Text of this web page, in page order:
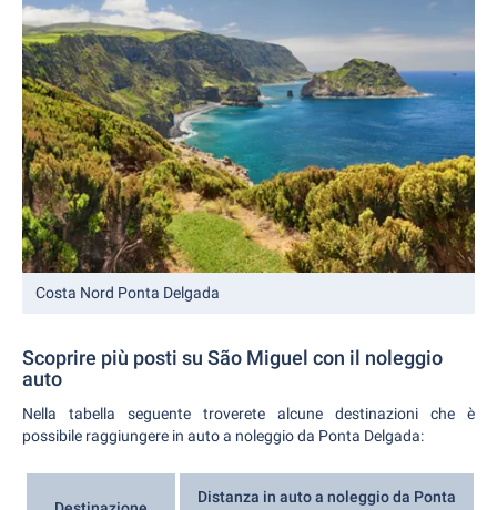
Costa Nord Ponta Delgada
Scoprire più posti su São Miguel con il noleggio
auto
Nella tabella seguente troverete alcune destinazioni che è
possibile raggiungere in auto a noleggio da Ponta Delgada:
Distanza in auto a noleggio da Ponta